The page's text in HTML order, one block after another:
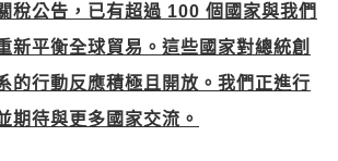
稅公告，已有超過 100 個國家與我們
新平衡全球貿易。這些國家對總統創
的行動反應積極且開放。我們正進行
期待與更多國家交流。